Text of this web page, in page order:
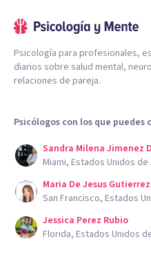
Psicología para profesionales,
diarios sobre salud mental,
relaciones de pareja.
Psicólogos con los que puedes
Sandra Milena Jimenez
Miami, Estados Unidos de
Maria De Jesus
San Francisco, Estados
Jessica Perez Rubio
Florida, Estados Unidos